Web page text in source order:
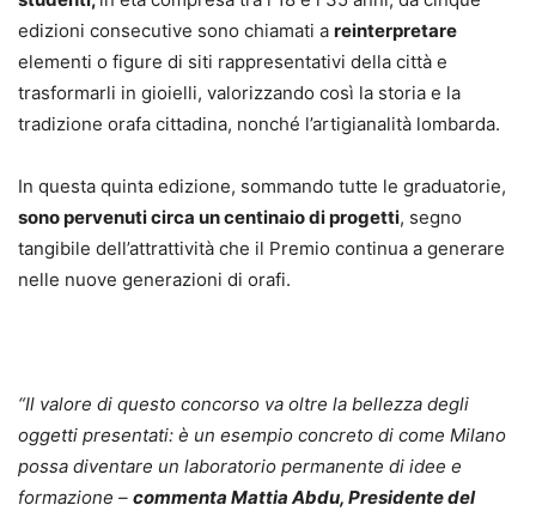
edizioni consecutive sono chiamati a reinterpretare
elementi o figure di siti rappresentativi della città e
trasformarli in gioielli, valorizzando così la storia e la
tradizione orafa cittadina, nonché l’artigianalità lombarda.
In questa quinta edizione, sommando tutte le graduatorie,
sono pervenuti circa un centinaio di progetti, segno
tangibile dell’attrattività che il Premio continua a generare
nelle nuove generazioni di orafi.
“Il valore di questo concorso va oltre la bellezza degli
oggetti presentati: è un esempio concreto di come Milano
possa diventare un laboratorio permanente di idee e
formazione – commenta Mattia Abdu, Presidente del